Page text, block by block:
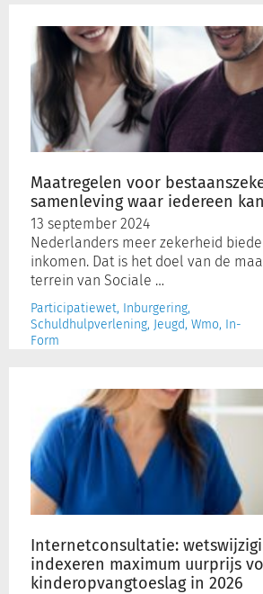
Maatregelen voor
samenleving waar iedereen
13 september 2024
Nederlanders meer zekerheid
inkomen. Dat is het doel van de
terrein van Sociale …
Participatiewet, Inburgering,
Schuldhulpverlening, Jeugd, Wmo, In-
Form
voor
bestaanszekerheid
een
samenleving
waar
iedereen
kan
meedoen
Internetconsultatie:
indexeren maximum uurprijs
kinderopvangtoeslag in 2026
wetswijziging
indexeren
maximum
uurprijs
voor
kinderopvangtoeslag
2026